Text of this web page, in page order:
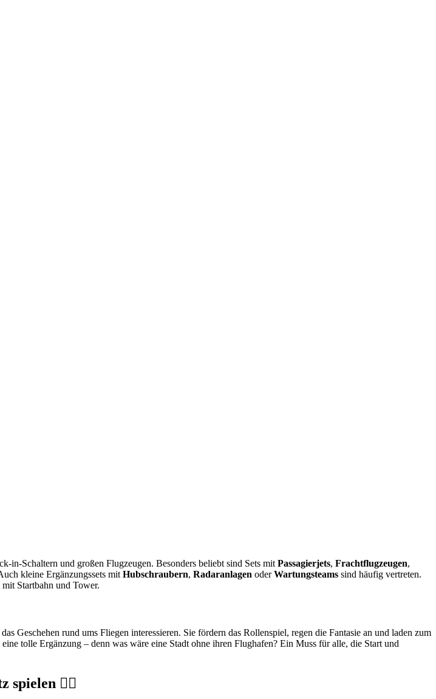
in-Schaltern und großen Flugzeugen. Besonders beliebt sind Sets mit Passagierjets, Frachtflugzeugen,
kleine Ergänzungssets mit Hubschraubern, Radaranlagen oderWartungsteams sind häufig vertreten.
Startbahn und Tower.
Geschehen rund ums Fliegen interessieren. Sie fördern das Rollenspiel, regen die Fantasie an und laden zum
tolle Ergänzung – denn was wäre eine Stadt ohne ihren Flughafen? Ein Muss für alle, die Start und
spielen 👨‍✈️